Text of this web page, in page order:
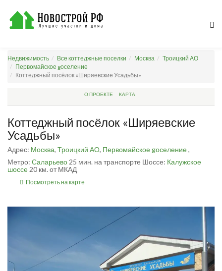
Недвижимость Все коттеджные поселки Москва
Троицкий АО
Первомайское gоселение
Коттеджный посёлок «Ширяевские Усадьбы»
О ПРОЕКТЕ КАРТА
Коттеджный посёлок «Ширяевские
Усадьбы»
Адрес: Москва, Троицкий АО, Первомайское gоселение,
Метро: Саларьево 25 мин. на транспорте Шоссе: Калужское
шоссе 20 км. от МКАД
Посмотреть на карте